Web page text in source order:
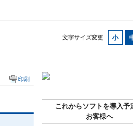
文字サイズ変更
これからソフトを導入予
お客様へ
印刷